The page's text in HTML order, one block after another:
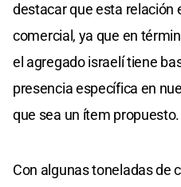
destacar que esta relación
comercial, ya que en
el agregado israelí tiene
presencia específica en
que sea un ítem propuesto.
Con algunas toneladas de